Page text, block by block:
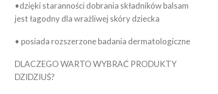
•dzięki staranności dobrania składników balsam
jest łagodny dla wrażliwej skóry dziecka
• posiada rozszerzone badania dermatologiczne
DLACZEGO WARTO WYBRAĆ PRODUKTY
DZIDZIUŚ?